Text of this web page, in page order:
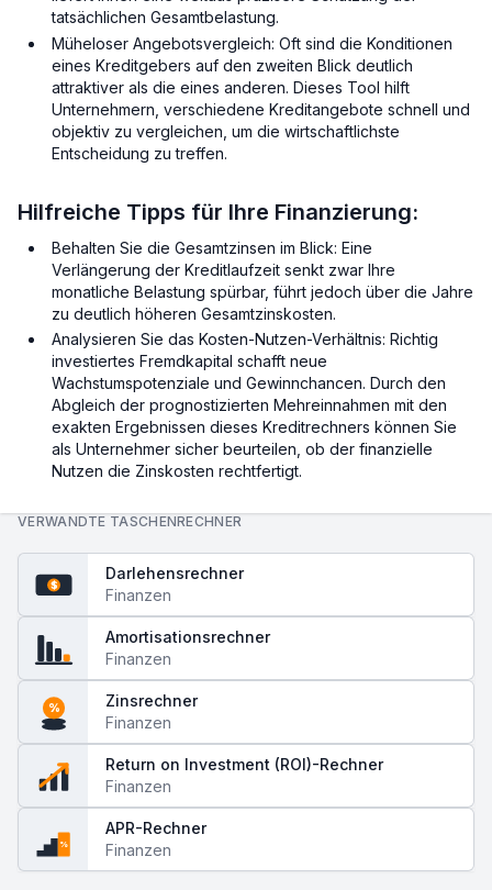
tatsächlichen Gesamtbelastung.
Müheloser Angebotsvergleich: Oft sind die Konditionen
eines Kreditgebers auf den zweiten Blick deutlich
attraktiver als die eines anderen. Dieses Tool hilft
Unternehmern, verschiedene Kreditangebote schnell und
objektiv zu vergleichen, um die wirtschaftlichste
Entscheidung zu treffen.
Hilfreiche Tipps für Ihre Finanzierung:
Behalten Sie die Gesamtzinsen im Blick: Eine
Verlängerung der Kreditlaufzeit senkt zwar Ihre
monatliche Belastung spürbar, führt jedoch über die Jahre
zu deutlich höheren Gesamtzinskosten.
Analysieren Sie das Kosten-Nutzen-Verhältnis: Richtig
investiertes Fremdkapital schafft neue
Wachstumspotenziale und Gewinnchancen. Durch den
Abgleich der prognostizierten Mehreinnahmen mit den
exakten Ergebnissen dieses Kreditrechners können Sie
als Unternehmer sicher beurteilen, ob der finanzielle
Nutzen die Zinskosten rechtfertigt.
VERWANDTE TASCHENRECHNER
$
Darlehensrechner
Finanzen
Amortisationsrechner
Finanzen
%
Zinsrechner
Finanzen
Return on Investment (ROI)-Rechner
Finanzen
%
APR-Rechner
Finanzen